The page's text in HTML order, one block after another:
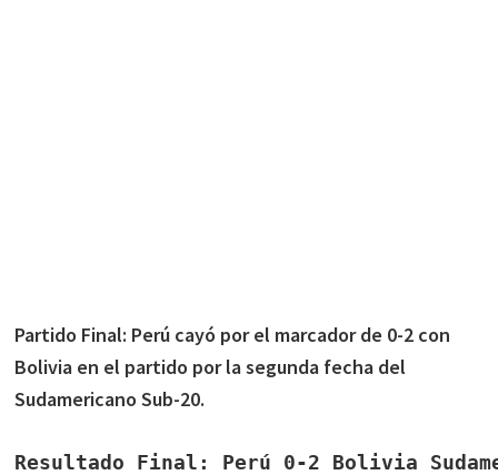
Partido Final: Perú cayó por el marcador de 0-2 con
Bolivia en el partido por la segunda fecha del
Sudamericano Sub-20.
Resultado Final: Perú 0-2 Bolivia